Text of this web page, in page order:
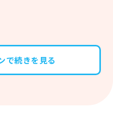
で続きを見る